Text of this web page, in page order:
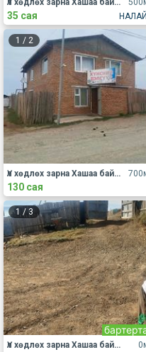
Үл хөдлөх зарна Хашаа байшин
35 сая
1 / 2
Үл хөдлөх зарна Хашаа байшин
130 сая
1 /3
Үл хөдлөх зарна Хашаа байшин